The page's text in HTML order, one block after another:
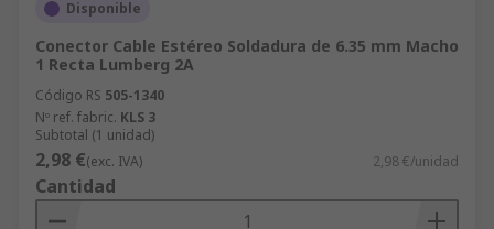
Disponible
Conector Cable Estéreo Soldadura de 6.35 mm Macho
1 Recta Lumberg 2A
Código RS 505-1340
Nº ref. fabric. KLS 3
Subtotal (1 unidad)
2,98 €(exc. IVA) 2,98 €/unidad
Cantidad